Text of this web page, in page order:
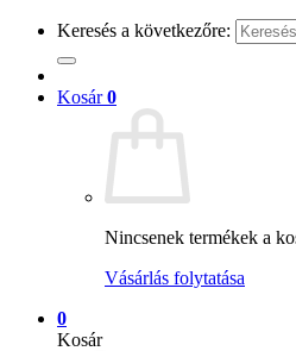
Keresés a következőre:
Kosár0
Nincsenek termékek a
Vásárlás folytatása
0
Kosár